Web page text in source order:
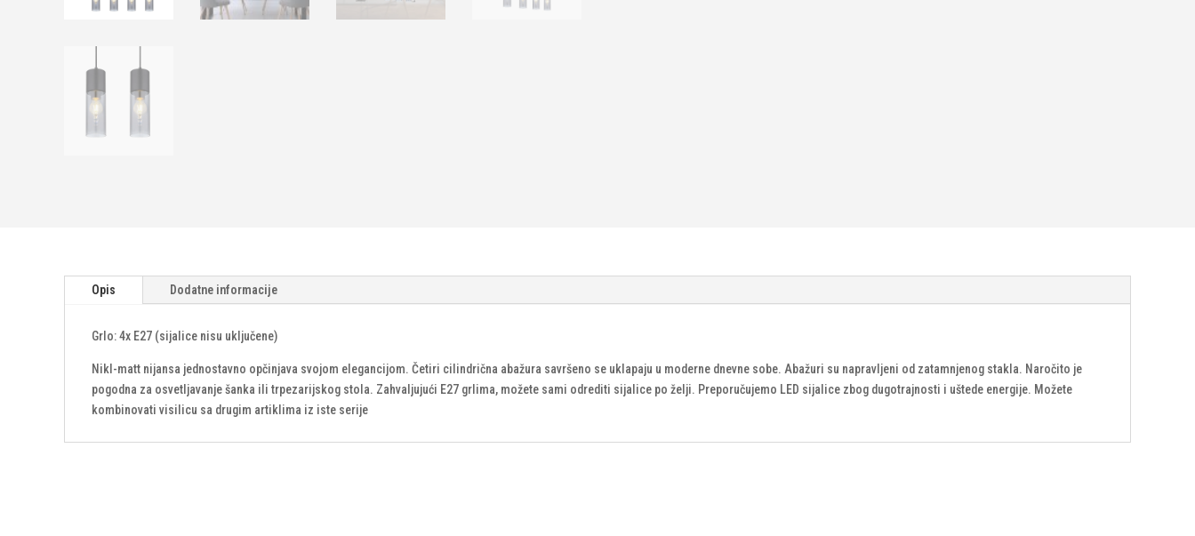
Opis Dodatne informacije
Grlo: 4x E27 (sijalice nisu uključene)
Nikl-matt nijansa jednostavno opčinjava svojom elegancijom. Četiri cilindrična abažura savršeno se uklapaju u moderne dnevne sobe. Abažuri su napravljeni od zatamnjenog stakla. Naročito je
pogodna za osvetljavanje šanka ili trpezarijskog stola. Zahvaljujući E27 grlima, možete sami odrediti sijalice po želji. Preporučujemo LED sijalice zbog dugotrajnosti i uštede energije. Možete
kombinovati visilicu sa drugim artiklima iz iste serije